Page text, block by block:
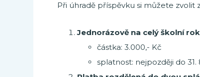
Při úhradě příspěvku si můžete zvolit
Jednorázově na celý školní
částka: 3.000,- Kč
splatnost: nejpozději do 31.